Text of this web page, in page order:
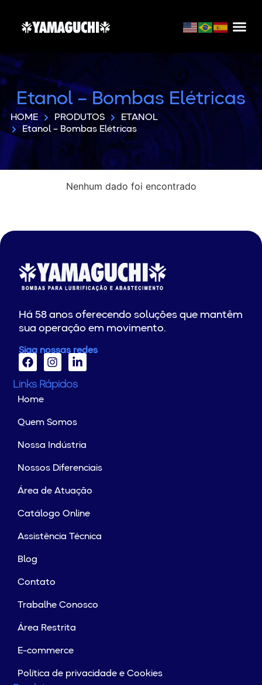
Etanol – Bombas Elétricas
HOME PRODUTOS
ETANOL
Etanol – Bombas Elétricas
Nenhum dado foi encontrado
Há 58 anos oferecendo soluções que mantêm
sua operação em movimento.
Siga nossas redes
Links Rápidos
Home
Quem Somos
Nossa Indústria
Nossos Diferenciais
Área de Atuação
Catálogo Online
Assistência Técnica
Blog
Contato
Trabalhe Conosco
Área Restrita
E-commerce
Política de privacidade e Cookies